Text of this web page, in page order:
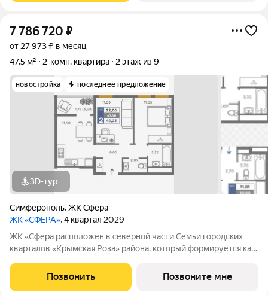
7 786 720 ₽
от 27 973 ₽ в месяц
47,5 м²
2-комн. квартира 2 этаж из 9
новостройка последнее предложение
3D-тур
Симферополь,ЖК Сфера
ЖК «СФЕРА», 4 квартал 2029
ЖК «Сфера расположен в северной части Семьи городских
кварталов «Крымская Роза» района, который формируется как
«Сфера» состоит из восьми домов высотой в 8 и 9 этажей.
Выбор для тех, кто смотрит
Позвонить Позвоните мне